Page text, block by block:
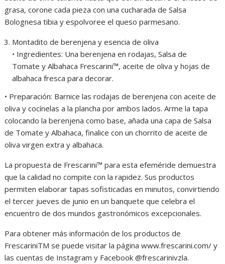
grasa, corone cada pieza con una cucharada de Salsa
Bolognesa tibia y espolvoree el queso parmesano.
Montadito de berenjena y esencia de oliva
• Ingredientes: Una berenjena en rodajas, Salsa de
Tomate y Albahaca Frescarini™, aceite de oliva y hojas de
albahaca fresca para decorar.
• Preparación: Barnice las rodajas de berenjena con aceite de
oliva y cocínelas a la plancha por ambos lados. Arme la tapa
colocando la berenjena como base, añada una capa de Salsa
de Tomate y Albahaca, finalice con un chorrito de aceite de
oliva virgen extra y albahaca.
La propuesta de Frescarini™ para esta efeméride demuestra
que la calidad no compite con la rapidez. Sus productos
permiten elaborar tapas sofisticadas en minutos, convirtiendo
el tercer jueves de junio en un banquete que celebra el
encuentro de dos mundos gastronómicos excepcionales.
Para obtener más información de los productos de
FrescariniTM se puede visitar la página www.frescarini.com/ y
las cuentas de Instagram y Facebook @frescarinivzla.